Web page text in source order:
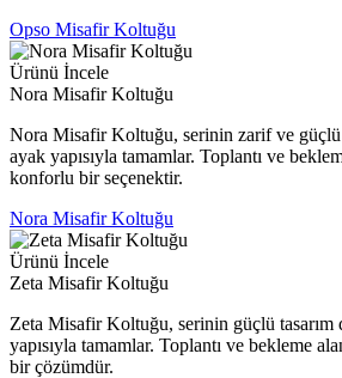
Opso Misafir Koltuğu
Ürünü İncele
Nora Misafir Koltuğu
Nora Misafir Koltuğu, serinin zarif ve güçlü
ayak yapısıyla tamamlar. Toplantı ve
konforlu bir seçenektir.
Nora Misafir Koltuğu
Ürünü İncele
Zeta Misafir Koltuğu
Zeta Misafir Koltuğu, serinin güçlü tasarım
yapısıyla tamamlar. Toplantı ve bekleme
bir çözümdür.